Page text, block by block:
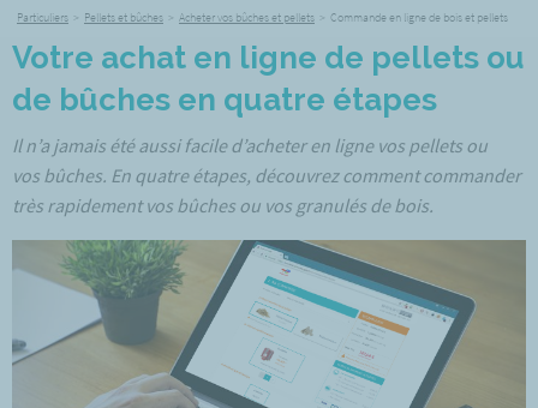
Particuliers > Pellets et bûches > Acheter vos bûches et pellets > Commande en ligne de bois et pellets
Votre achat en ligne de pellets ou
de bûches en quatre étapes
Il n’a jamais été aussi facile d’acheter en ligne vos pellets ou
vos bûches. En quatre étapes, découvrez comment commander
très rapidement vos bûches ou vos granulés de bois.